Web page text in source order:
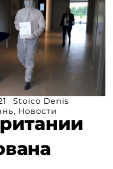
Stoico Denis
, Новости